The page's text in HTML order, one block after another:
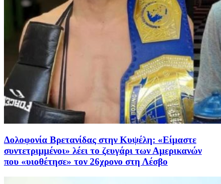
Δολοφονία Βρετανίδας στην Κυψέλη: «Είμαστε
συντετριμμένοι» λέει το ζευγάρι των Αμερικανών
που «υιοθέτησε» τον 26χρονο στη Λέσβο